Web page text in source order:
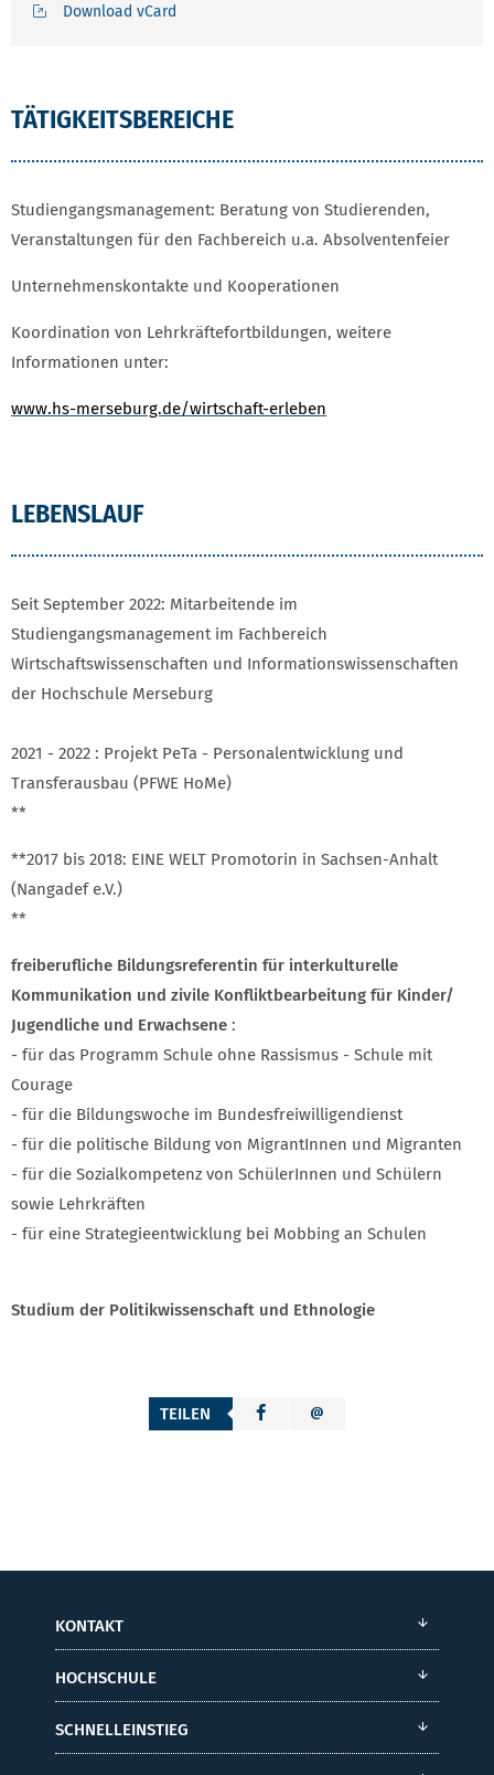
Download vCard
TÄTIGKEITSBEREICHE
Studiengangsmanagement: Beratung von Studierenden,
Veranstaltungen für den Fachbereich u.a. Absolventenfeier
Unternehmenskontakte und Kooperationen
Koordination von Lehrkräftefortbildungen, weitere
Informationen unter:
www.hs-merseburg.de/wirtschaft-erleben
LEBENSLAUF
Seit September 2022: Mitarbeitende im
Studiengangsmanagement im Fachbereich
Wirtschaftswissenschaften und Informationswissenschaften
der Hochschule Merseburg
2021 - 2022 : Projekt PeTa - Personalentwicklung und
Transferausbau (PFWE HoMe)
**
**2017 bis 2018: EINE WELT Promotorin in Sachsen-Anhalt
(Nangadef e.V.)
**
freiberufliche Bildungsreferentin für interkulturelle
Kommunikation und zivile Konfliktbearbeitung für Kinder/
Jugendliche und Erwachsene :
- für das Programm Schule ohne Rassismus - Schule mit
Courage
- für die Bildungswoche im Bundesfreiwilligendienst
- für die politische Bildung von MigrantInnen und Migranten
- für die Sozialkompetenz von SchülerInnen und Schülern
sowie Lehrkräften
- für eine Strategieentwicklung bei Mobbing an Schulen
Studium der Politikwissenschaft und Ethnologie
TEILEN
KONTAKT
HOCHSCHULE
SCHNELLEINSTIEG